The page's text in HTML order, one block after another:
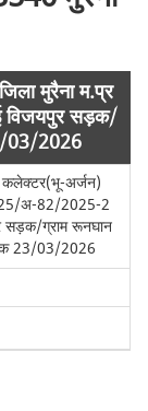
मुरैना म.प्र
सड़क/
03/2026
कलेक्टर(भू-अर्जन)
25/अ-82/2025-2
ग्राम रूनघान
23/03/2026